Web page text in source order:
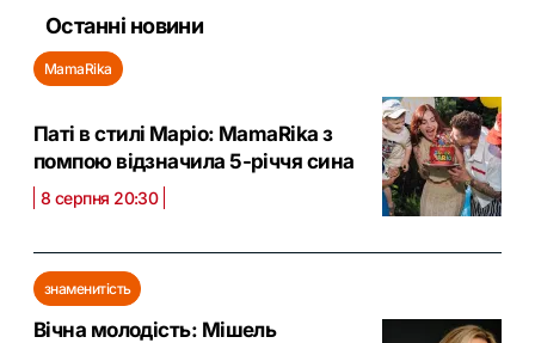
Останні новини
MamaRika
Паті в стилі Маріо: MamaRika з
помпою відзначила 5-річчя сина
8 серпня 20:30
знаменитість
Вічна молодість: Мішель